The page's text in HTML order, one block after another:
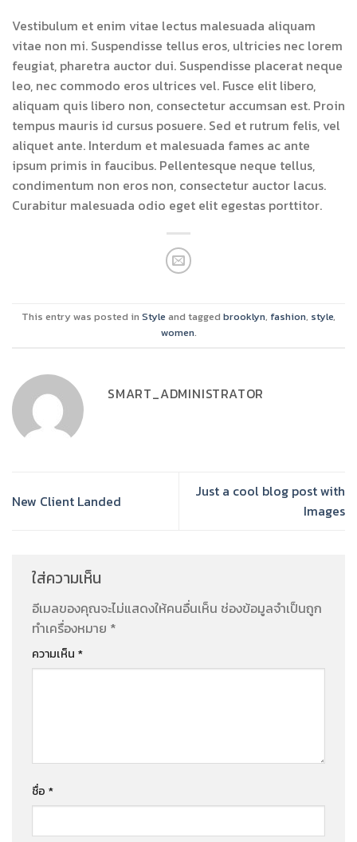
Vestibulum et enim vitae lectus malesuada aliquam
vitae non mi. Suspendisse tellus eros, ultricies nec lorem
feugiat, pharetra auctor dui. Suspendisse placerat neque
leo, nec commodo eros ultrices vel. Fusce elit libero,
aliquam quis libero non, consectetur accumsan est. Proin
tempus mauris id cursus posuere. Sed et rutrum felis, vel
aliquet ante. Interdum et malesuada fames ac ante
ipsum primis in faucibus. Pellentesque neque tellus,
condimentum non eros non, consectetur auctor lacus.
Curabitur malesuada odio eget elit egestas porttitor.
This entry was posted in Style and tagged brooklyn, fashion, style,
women.
SMART_ADMINISTRATOR
New Client Landed
Just a cool blog post with
Images
ใส่ความเห็น
อีเมลของคุณจะไม่แสดงให้คนอื่นเห็น ช่องข้อมูลจำเป็นถูก
ทำเครื่องหมาย *
ความเห็น *
ชื่อ *